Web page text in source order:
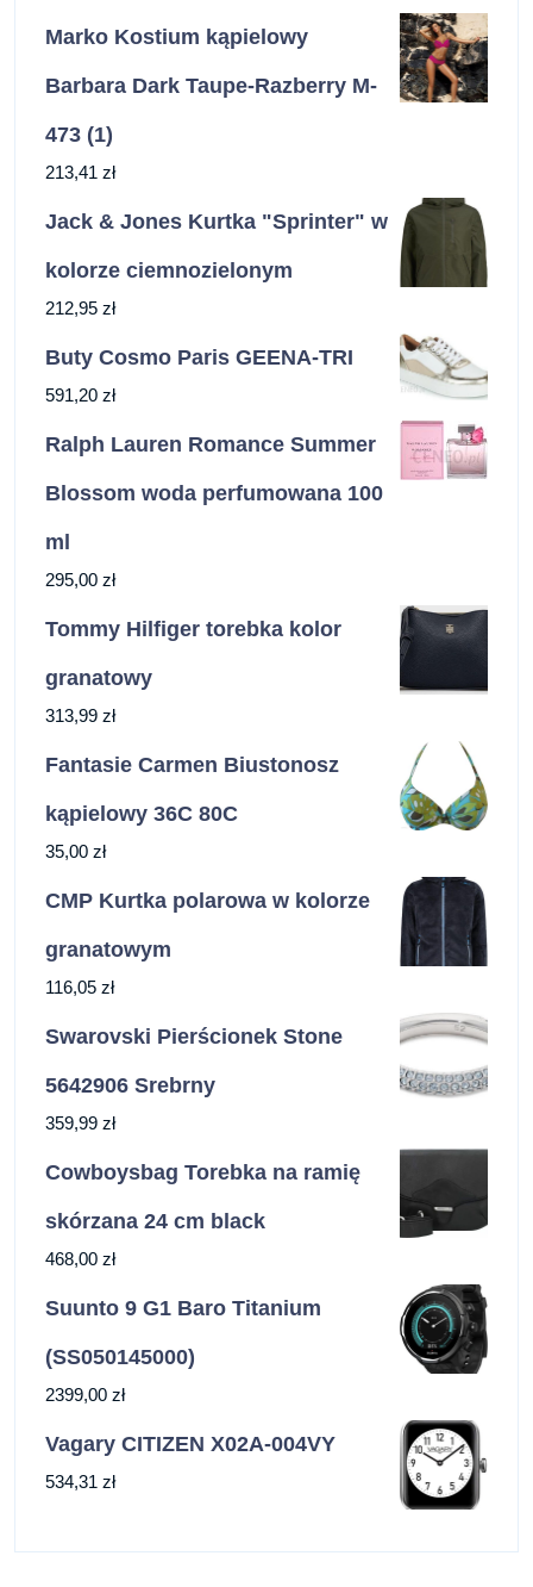
Marko Kostium kąpielowy
Barbara Dark Taupe-Razberry M-
473 (1)
213,41 zł
Jack & Jones Kurtka "Sprinter" w
kolorze ciemnozielonym
212,95 zł
Buty Cosmo Paris GEENA-TRI
591,20 zł
Ralph Lauren Romance Summer
Blossom woda perfumowana 100
ml
295,00 zł
Tommy Hilfiger torebka kolor
granatowy
313,99 zł
Fantasie Carmen Biustonosz
kąpielowy 36C 80C
35,00 zł
CMP Kurtka polarowa w kolorze
granatowym
116,05 zł
Swarovski Pierścionek Stone
5642906 Srebrny
359,99 zł
Cowboysbag Torebka na ramię
skórzana 24 cm black
468,00 zł
Suunto 9 G1 Baro Titanium
(SS050145000)
2399,00 zł
Vagary CITIZEN X02A-004VY
534,31 zł